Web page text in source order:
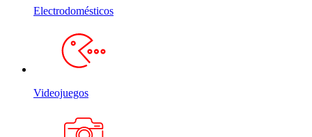
Electrodomésticos
Videojuegos